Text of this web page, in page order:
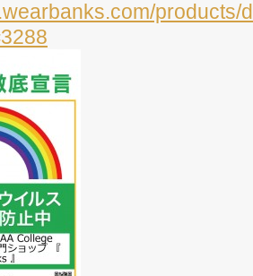
products/